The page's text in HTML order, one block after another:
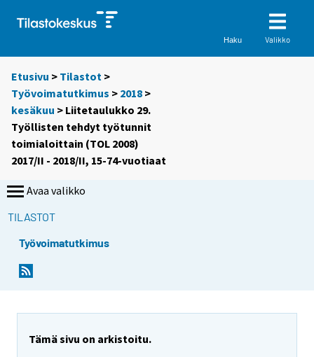
Haku Valikko
Etusivu > Tilastot >
Työvoimatutkimus > 2018 >
kesäkuu > Liitetaulukko 29.
Työllisten tehdyt työtunnit
toimialoittain (TOL 2008)
2017/II - 2018/II, 15-74-vuotiaat
Avaa valikko
TILASTOT
Työvoimatutkimus
Tämä sivu on arkistoitu.